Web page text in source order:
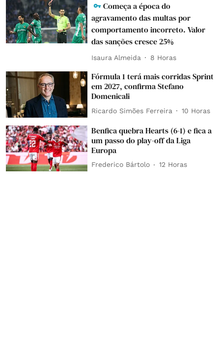
Começa a época do
agravamento das multas por
comportamento incorreto. Valor
das sanções cresce 25%
Isaura Almeida 8 Horas
Fórmula 1 terá mais corridas Sprint
em 2027, confirma Stefano
Domenicali
Ricardo Simões Ferreira 10 Horas
Benfica quebra Hearts (6-1) e fica a
um passo do play-off da Liga
Europa
Frederico Bártolo 12 Horas